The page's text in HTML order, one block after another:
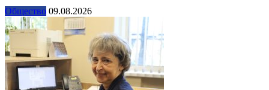
Общество 09.08.2026